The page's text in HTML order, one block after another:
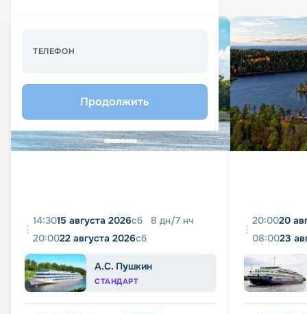
ТЕЛЕФОН
Продолжить
14:3015 августа 2026сб 8 дн/7 нч
20:0022 августа 2026сб
А.С. Пушкин
СТАНДАРТ
20:0020
08:0023